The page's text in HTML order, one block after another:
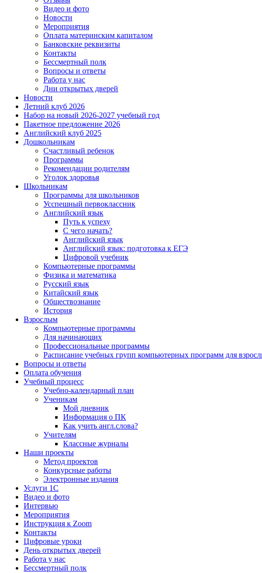
Видео и фото
Новости
Мероприятия
Оплата материнским капиталом
Банковские реквизиты
Контакты
Бессмертный полк
Вопросы и ответы
Работа у нас
Дни открытых дверей
Новости
Летний клуб 2026
Набор на новый 2026-2027 учебный год
Пакетное предложение 2026
Английский клуб 2025
Дошкольникам
Счастливый ребенок
Программы
Рекомендации родителям
Уголок здоровья
Школьникам
Программы для школьников
Усспешный первоклассник
Английский язык
Путь к успеху
С чего начать?
Английский язык
Английский язык: подготовка к ЕГЭ
Цифровой учебник
Компьютерные программы
Физика и математика
Русский язык
Китайский язык
Обществознание
История
Взрослым
Компьютерные программы
Для начинающих
Профессиональные программы
Расписание учебных групп компьютерных программ для
Вопросы и ответы
Оплата обучения
Учебный процесс
Учебно-календарный план
Ученикам
Мой дневник
Информация о ПК
Как учить англ.слова?
Учителям
Классные журналы
Наши проекты
Метод проектов
Конкурсные работы
Электронные издания
Услуги 1C
Видео и фото
Интервью
Мероприятия
Инструкция к Zoom
Контакты
Цифровые уроки
День открытых дверей
Работа у нас
Бессмертный полк